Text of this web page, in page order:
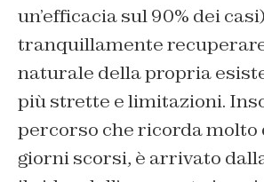
un’efficacia sul 90% dei
tranquillamente
naturale della propria
più strette e limitazioni.
percorso che ricorda molto
giorni scorsi, è arrivato